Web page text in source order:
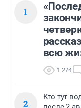
1
всю
1 274
2
Кто тут